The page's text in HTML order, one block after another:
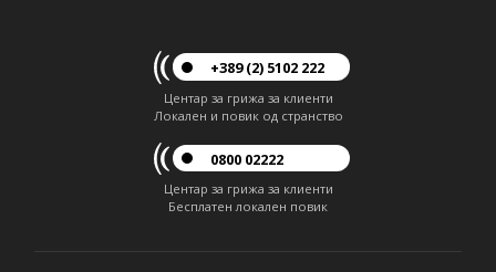
+389 (2) 5102 222
Центар за грижа за клиенти
Локален и повик од странство
0800 02222
Центар за грижа за клиенти
Бесплатен локален повик